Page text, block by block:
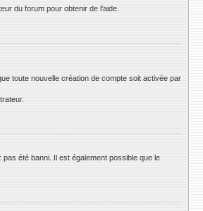
du forum pour obtenir de l’aide.
toute nouvelle création de compte soit activée par
été banni. Il est également possible que le